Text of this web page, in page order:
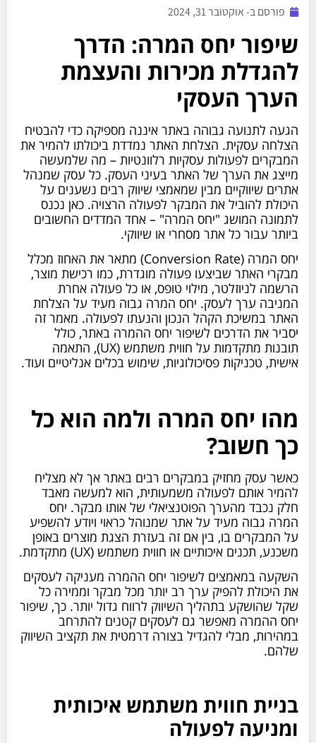
פורסם ב-אוקטובר 31, 2024
שיפור יחס המרה: הדרך
להגדלת מכירות והעצמת
הערך העסקי
הגעה לתנועה גבוהה באתר איננה מספיקה כדי להבטיח
הצלחה עסקית. הצלחת האתר נמדדת ביכולתו להמיר את
המבקרים לפעולות עסקיות רלוונטיות – מה שלמעשה
מייצג את הערך של האתר בעיני העסק. כל עסק שמנהל
אתרים שיווקיים מבין שמאמצי שיווק רבים נשענים על
היכולת להוביל את המבקר לפעולה הרצויה. כאן נכנס
לתמונה המושג "יחס המרה" – אחד המדדים החשובים
ביותר עבור כל אתר מסחרי או שיווקי.
יחס המרה (Conversion Rate) מתאר את האחוז מכלל
מבקרי האתר שביצעו פעולה מוגדרת, כמו רכישת מוצר,
הרשמה לניוזלטר, מילוי טופס, או כל פעולה אחרת
המניבה ערך לעסק. יחס המרה גבוה מעיד על הצלחת
האתר במשיכת הקהל הנכון והנעתו לפעולה. מאמר זה
יסביר את הדרכים לשיפור יחס ההמרה באתר, כולל
תובנות מתקדמות על חווית משתמש (UX), התאמה
אישית, טכניקות פסיכולוגיות, שימוש בכלים אנליטיים ועוד.
מהו יחס המרה ולמה הוא כל
כך חשוב?
כאשר עסק מחזיק במבקרים רבים באתר אך לא מצליח
להמיר אותם לפעולה משמעותית, הוא למעשה מאבד
חלק נכבד מהערך הפוטנציאלי של אותו מבקר. יחס
המרה גבוה מעיד על אתר שמנוהל כראוי ויודע להשפיע
על המבקרים בו, בין אם זה בעזרת הצגת מוצרים באופן
משכנע, תכנים איכותיים או חווית משתמש (UX) מתקדמת.
השקעה במאמצים לשיפור יחס ההמרה מעניקה לעסקים
את היכולת להפיק ערך רב יותר מכל מבקר וממירה כל
שקל שהושקע בתהליך השיווק לרווח גדול יותר. כך, שיפור
יחס ההמרה מאפשר גם לעסקים קטנים להתרחב
במהירות, מבלי להגדיל בצורה דרמטית את תקציב השיווק
שלהם.
בניית חווית משתמש איכותית
ומניעה לפעולה